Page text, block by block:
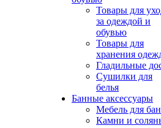
Товары для
за одеждой и
обувью
Товары для
хранения
Гладильные
Сушилки для
белья
Банные аксессуары
Мебель для
Камни и